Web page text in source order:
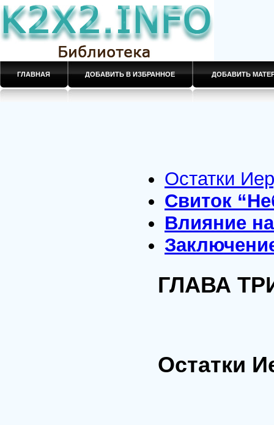
ГЛАВНАЯ ДОБАВИТЬ В ИЗБРАННОЕ ДОБАВИТЬ
Остатки
Свиток
Влияние
ГЛАВА
Остатки